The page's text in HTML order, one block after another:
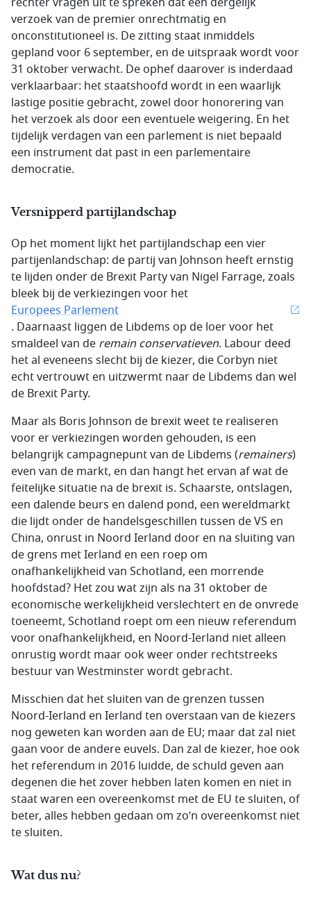
verzoek van de premier onrechtmatig en
onconstitutioneel is. De zitting staat inmiddels
gepland voor 6 september, en de uitspraak wordt voor
31 oktober verwacht. De ophef daarover is inderdaad
verklaarbaar: het staatshoofd wordt in een waarlijk
lastige positie gebracht, zowel door honorering van
het verzoek als door een eventuele weigering. En het
tijdelijk verdagen van een parlement is niet bepaald
een instrument dat past in een parlementaire
democratie.
Versnipperd partijlandschap
Op het moment lijkt het partijlandschap een vier
partijenlandschap: de partij van Johnson heeft ernstig
te lijden onder de Brexit Party van Nigel Farrage, zoals
bleek bij de verkiezingen voor het
Europees Parlement
. Daarnaast liggen de Libdems op de loer voor het
smaldeel van de remain conservatieven. Labour deed
het al eveneens slecht bij de kiezer, die Corbyn niet
echt vertrouwt en uitzwermt naar de Libdems dan wel
de Brexit Party.
Maar als Boris Johnson de brexit weet te realiseren
voor er verkiezingen worden gehouden, is een
belangrijk campagnepunt van de Libdems (remainers)
even van de markt, en dan hangt het ervan af wat de
feitelijke situatie na de brexit is. Schaarste, ontslagen,
een dalende beurs en dalend pond, een wereldmarkt
die lijdt onder de handelsgeschillen tussen de VS en
China, onrust in Noord Ierland door en na sluiting van
de grens met Ierland en een roep om
onafhankelijkheid van Schotland, een morrende
hoofdstad? Het zou wat zijn als na 31 oktober de
economische werkelijkheid verslechtert en de onvrede
toeneemt, Schotland roept om een nieuw referendum
voor onafhankelijkheid, en Noord-Ierland niet alleen
onrustig wordt maar ook weer onder rechtstreeks
bestuur van Westminster wordt gebracht.
Misschien dat het sluiten van de grenzen tussen
Noord-Ierland en Ierland ten overstaan van de kiezers
nog geweten kan worden aan de EU; maar dat zal niet
gaan voor de andere euvels. Dan zal de kiezer, hoe ook
het referendum in 2016 luidde, de schuld geven aan
degenen die het zover hebben laten komen en niet in
staat waren een overeenkomst met de EU te sluiten, of
beter, alles hebben gedaan om zo’n overeenkomst niet
te sluiten.
Wat dus nu?